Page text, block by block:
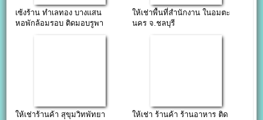
เซ้งร้าน ทำเลทอง บางแสน
หอพักล้อมรอบ ติดมอบรูพา
ให้เช่าพื้นที่สำนักงาน ในอมตะ
นคร จ.ชลบุรี
ให้เช่าร้านค้า สุขุมวิทพัทยา
ให้เช่า ร้านค้า ร้านอาหาร ติด